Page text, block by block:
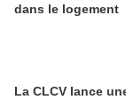
dans le logement
La CLCV lance